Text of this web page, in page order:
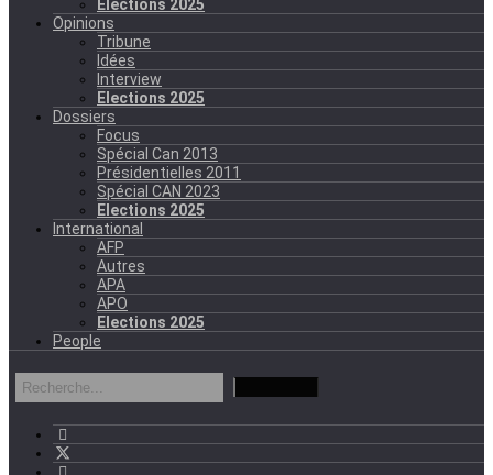
Elections 2025
Opinions
Tribune
Idées
Interview
Elections 2025
Dossiers
Focus
Spécial Can 2013
Présidentielles 2011
Spécial CAN 2023
Elections 2025
International
AFP
Autres
APA
APO
Elections 2025
People